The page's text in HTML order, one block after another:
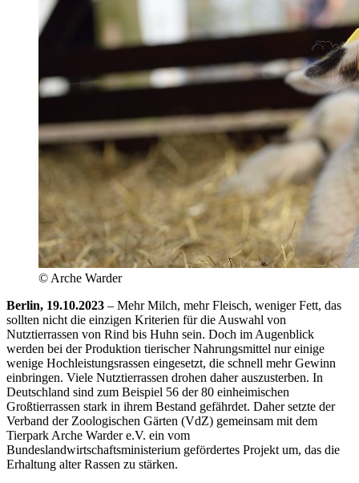
© Arche Warder
Berlin, 19.10.2023 – Mehr Milch, mehr Fleisch, weniger Fett, das
sollten nicht die einzigen Kriterien für die Auswahl von
Nutztierrassen von Rind bis Huhn sein. Doch im Augenblick
werden bei der Produktion tierischer Nahrungsmittel nur einige
wenige Hochleistungsrassen eingesetzt, die schnell mehr Gewinn
einbringen. Viele Nutztierrassen drohen daher auszusterben. In
Deutschland sind zum Beispiel 56 der 80 einheimischen
Großtierrassen stark in ihrem Bestand gefährdet. Daher setzte der
Verband der Zoologischen Gärten (VdZ) gemeinsam mit dem
Tierpark Arche Warder e.V. ein vom
Bundeslandwirtschaftsministerium gefördertes Projekt um, das die
Erhaltung alter Rassen zu stärken.